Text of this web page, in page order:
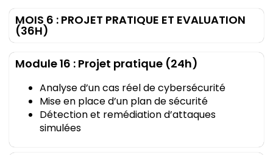
MOIS 6 : PROJET PRATIQUE ET EVALUATION
(36H)
Module 16 : Projet pratique (24h)
Analyse d’un cas réel de cybersécurité
Mise en place d’un plan de sécurité
Détection et remédiation d’attaques
simulées